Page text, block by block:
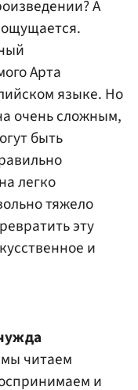
А
Арта
языке. Но
очень сложным,
быть
легко
тяжело
эту
и
читаем
и